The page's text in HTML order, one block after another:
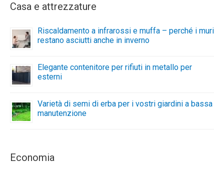
Casa e attrezzature
Riscaldamento a infrarossi e muffa – perché i muri
restano asciutti anche in inverno
Elegante contenitore per rifiuti in metallo per
esterni
Varietà di semi di erba per i vostri giardini a bassa
manutenzione
Economia